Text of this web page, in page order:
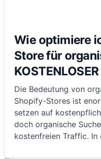
Wie optimiere
Store für
Die Bedeutung von
Shopify-Stores ist
setzen auf
doch organische
kostenfreien Traffic. In